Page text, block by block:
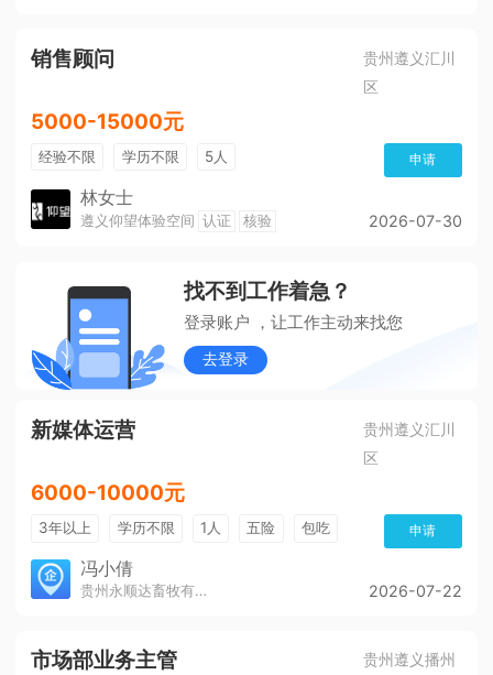
销售顾问
贵州遵义汇川
区
5000-15000元
经验不限 学历不限 5人 申请
林女士
遵义仰望体验空间 认证 核验 2026-07-30
找不到工作着急？
登录账户 ，让工作主动来找您
去登录
新媒体运营
贵州遵义汇川
区
6000-10000元
3年以上 学历不限 1人 五险 包吃 申请
冯小倩
贵州永顺达畜牧有限公司 2026-07-22
市场部业务主管
贵州遵义播州